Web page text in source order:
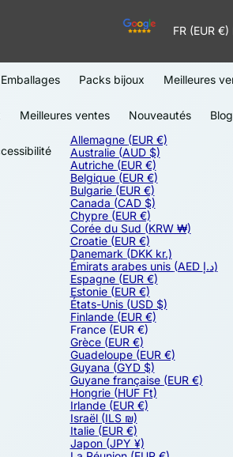
FR (EUR €)
Emballages Packs bijoux Meilleures
Meilleures ventes Nouveautés
Allemagne (EUR €)
Australie (AUD $)
Autriche (EUR €)
Belgique (EUR €)
Bulgarie (EUR €)
Canada (CAD $)
Chypre (EUR €)
Corée du Sud (KRW ₩)
Croatie (EUR €)
Danemark (DKK kr.)
Émirats arabes unis
(AED د.إ)
Espagne (EUR €)
Estonie (EUR €)
États-Unis (USD $)
Finlande (EUR €)
France (EUR €)
Grèce (EUR €)
Guadeloupe (EUR €)
Guyana (GYD $)
Guyane française (EUR €)
Hongrie (HUF Ft)
Irlande (EUR €)
Israël (ILS ₪)
Italie (EUR €)
Japon (JPY ¥)